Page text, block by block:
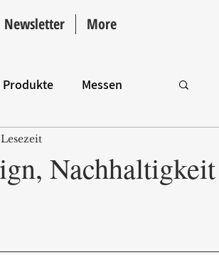
Newsletter More
Produkte Messen